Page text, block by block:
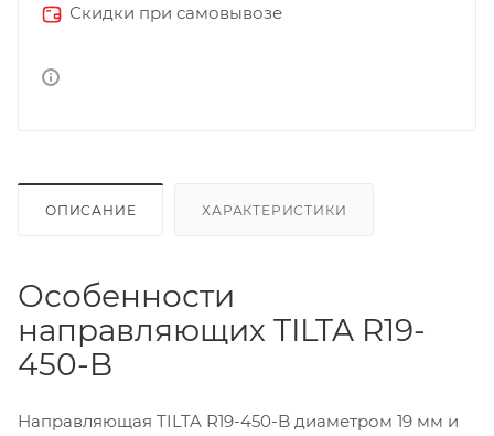
Скидки при самовывозе
ОПИСАНИЕ ХАРАКТЕРИСТИКИ
Особенности
направляющих TILTA R19-
450-B
Направляющая TILTA R19-450-B диаметром 19 мм и